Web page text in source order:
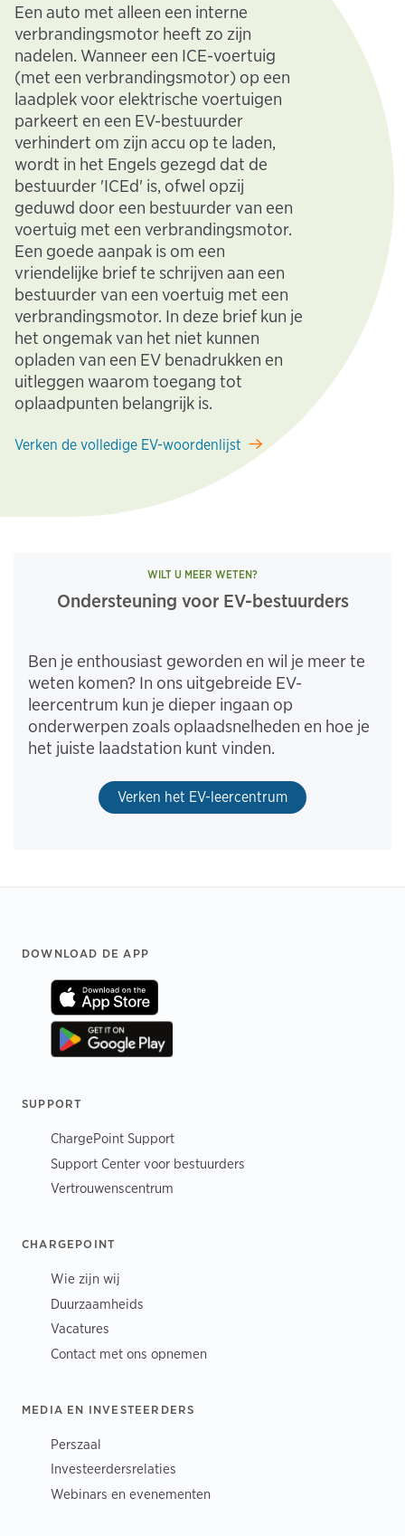
Een auto met alleen een interne
verbrandingsmotor heeft zo zijn
nadelen. Wanneer een ICE-voertuig
(met een verbrandingsmotor) op een
laadplek voor elektrische voertuigen
parkeert en een EV-bestuurder
verhindert om zijn accu op te laden,
wordt in het Engels gezegd dat de
bestuurder 'ICEd' is, ofwel opzij
geduwd door een bestuurder van een
voertuig met een verbrandingsmotor.
Een goede aanpak is om een
vriendelijke brief te schrijven aan een
bestuurder van een voertuig met een
verbrandingsmotor. In deze brief kun je
het ongemak van het niet kunnen
opladen van een EV benadrukken en
uitleggen waarom toegang tot
oplaadpunten belangrijk is.
Verken de volledige EV-woordenlijst
WILT U MEER WETEN?
Ondersteuning voor EV-bestuurders
Ben je enthousiast geworden en wil je meer te
weten komen? In ons uitgebreide EV-
leercentrum kun je dieper ingaan op
onderwerpen zoals oplaadsnelheden en hoe je
het juiste laadstation kunt vinden.
Verken het EV-leercentrum
Footer
DOWNLOAD DE APP
SUPPORT
ChargePoint Support
Support Center voor bestuurders
Vertrouwenscentrum
CHARGEPOINT
Wie zijn wij
Duurzaamheids
Vacatures
Contact met ons opnemen
MEDIA EN INVESTEERDERS
Perszaal
Investeerdersrelaties
Webinars en evenementen